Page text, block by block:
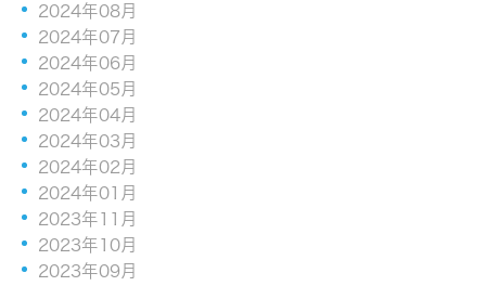
2024年08月
2024年07月
2024年06月
2024年05月
2024年04月
2024年03月
2024年02月
2024年01月
2023年11月
2023年10月
2023年09月